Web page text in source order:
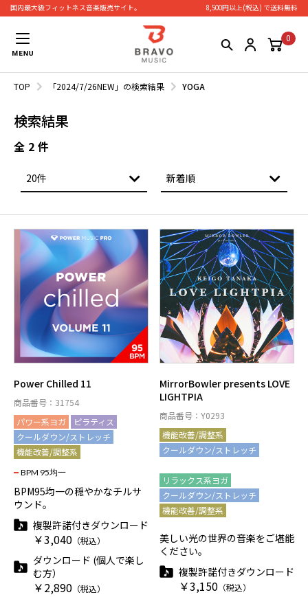
国内最大級フィットネス⾳楽販売サイト。 8,500円以上(税込) で送料無料
0
TOP 「2024/7/26NEW」の検索結果 YOGA
検索結果
全 2 件
Power Chilled 11
商品番号：31754
パワー系ヨガ
ピラティス
クールダウン/ストレッチ
機能改善/調整系
BPM 95均一
BPM95均一の穏やかなチルサ
ウンド。
複製許諾付きダウンロード
￥3,040 （税込）
ダウンロード (個人で楽し
む方）
￥2,890 （税込）
MirrorBowler presents LOVE
LIGHTPIA
商品番号：Y0293
機能改善/調整系
クールダウン/ストレッチ
リラックス系ヨガ
クールダウン/ストレッチ
機能改善/調整系
美しい光の世界の音楽をご堪能
ください。
複製許諾付きダウンロード
￥3,150 （税込）